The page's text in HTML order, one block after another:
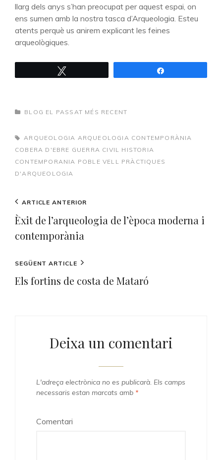
llarg dels anys s’han preocupat per aquest espai, on
ens sumen amb la nostra tasca d’Arqueologia. Esteu
atents perquè us anirem explicant les feines
arqueològiques.
CATEGORIES
BLOG EL PASSAT MÉS RECENT
TAGS,
ARQUEOLOGIA ARQUEOLOGIA CONTEMPORÀNIA
COBERA D'EBRE GUERRA CIVIL HISTORIA
CONTEMPORANIA POBLE VELL PRÀCTIQUES
D'ARQUEOLOGIA
Navegació
d'entrades
Previous
Post
ARTICLE ANTERIOR
Èxit de l’arqueologia de l’època moderna i
contemporània
Next
Post
SEGÜENT ARTICLE
Els fortins de costa de Mataró
Deixa un comentari
L'adreça electrònica no es publicarà. Els camps
necessaris estan marcats amb *
Comentari